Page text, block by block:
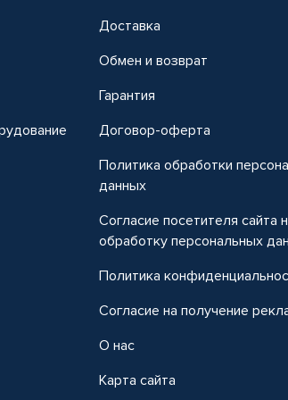
Доставка
Обмен и возврат
Гарантия
Договор-оферта
Политика обработки
данных
Согласие посетителя сайта
обработку персональных
Политика
Согласие на получение
О нас
Карта сайта